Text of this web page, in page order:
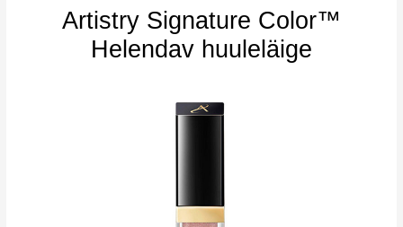
Artistry Signature Color™
Helendav huuleläige